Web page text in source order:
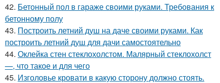
42. Бетонный пол в гараже своими руками. Требования к
бетонному полу
43. Построить летний душ на даче своими руками. Как
построить летний душ для дачи самостоятельно
44. Оклейка стен стеклохолстом. Малярный стеклохолст
—, что такое и для чего
45. Изголовье кровати в какую сторону должно стоять.